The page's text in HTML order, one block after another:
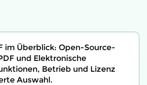
im Überblick: Open-Source-
und Elektronische
Betrieb und Lizenz
Auswahl.